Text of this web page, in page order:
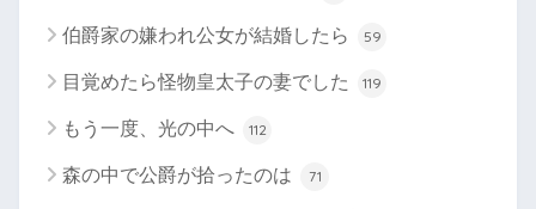
伯爵家の嫌われ公女が結婚したら 59
目覚めたら怪物皇太子の妻でした 119
もう一度、光の中へ 112
森の中で公爵が拾ったのは 71